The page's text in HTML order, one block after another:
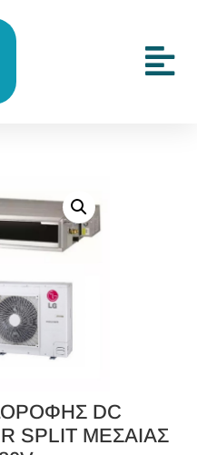
DC
SPLIT ΜΕΣΑΙΑΣ